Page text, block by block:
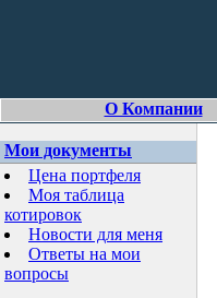
О Компании
Мои документы
Цена портфеля
Моя таблица
котировок
Новости для меня
Ответы на мои
вопросы